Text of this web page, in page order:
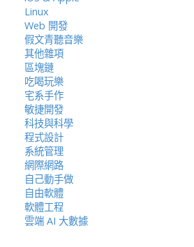
Linux
Web 開發
假文青聽音樂
其他雜項
區塊鏈
吃喝玩樂
宅系手作
敏捷開發
科技與科學
程式設計
系統管理
網際網路
自己動手做
自由軟體
軟體工程
雲端 AI 大數據